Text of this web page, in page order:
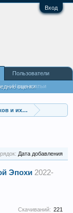
Вход
и их последователей
Дата добавления
Эпохи 2022-
Скачиваний: 221
оценки
Пользователи
Наши статьи